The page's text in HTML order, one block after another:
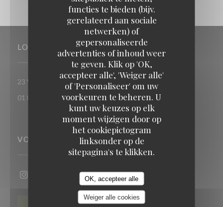
functies te bieden (bijv.
gerelateerd aan sociale
netwerken) of
gepersonaliseerde
advertenties of inhoud weer
te geven. Klik op 'OK,
accepteer alle', 'Weiger alle'
of 'Personaliseer' om uw
voorkeuren te beheren. U
kunt uw keuzes op elk
moment wijzigen door op
het cookiepictogram
linksonder op de
sitepagina's te klikken.
OK, accepteer alle
Weiger alle cookies
LOCATIE
23 Villa Riberolle 75020 Paris ((opent in een nieuw venster))
01 88 40 89 93
VOLG ONS
Instagram ((opent in een nieuw venster))